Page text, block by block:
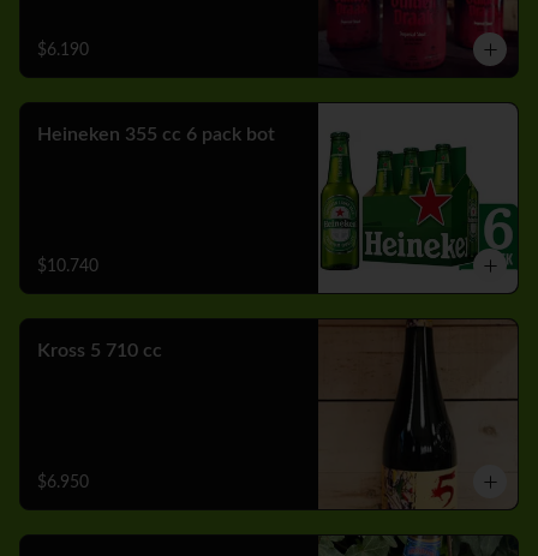
$6.190
Heineken 355 cc 6 pack bot
$10.740
Kross 5 710 cc
$6.950